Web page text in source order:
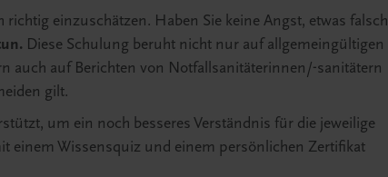
einzuschätzen. Haben Sie keine Angst, etwas falsch
Diese Schulung beruht nicht nur auf allgemeingültigen
auch auf Berichten von Notfallsanitäterinnen/-sanitätern
gilt.
um ein noch besseres Verständnis für die jeweilige
einem Wissensquiz und einem persönlichen Zertifikat